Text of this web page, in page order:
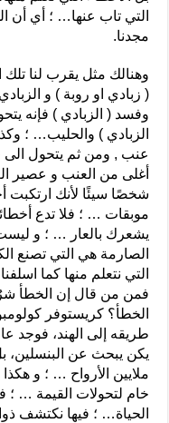
التي تاب عنها… ؛ أي أن
مجدنا.
وهنالك مثل يقرب لنا تلك
( زبادي او روبة ) و
وفسد ( الزبادي ) فإنه
الزبادي ) والحليب… ؛
عنب , ومن ثم يتحول الى
أغلى من العنب و عصير
شخصًا سيئًا لأنك ارتكبت
موبقات … ؛ فلا تدع
يشعرك بالعار … ؛ و
الصارمة هي التي تصنع
التي نتعلم منها كما
فمن من قال إن الخطأ
الخطأ؟ كريستوفر
طريقه إلى الهند، فوجد
يكن يبحث عن البنسلين،
ملايين الأرواح … ؛ و
خام لتحولات القيمة … ؛
الحياة… ؛ فيها نكتشف